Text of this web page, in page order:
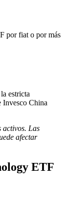
por fiat o por más
estricta
Invesco China
activos. Las
afectar
ETF